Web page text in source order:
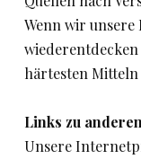
Wenn wir
härtesten
Links zu
Unsere